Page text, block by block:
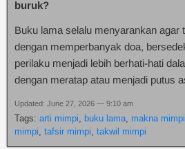
buruk?
Buku lama selalu menyarankan agar
dengan memperbanyak doa,
perilaku menjadi lebih berhati-hati
dengan meratap atau menjadi putus
Updated: June 27, 2026 — 9:10 am
Tags: arti mimpi, buku lama, makna mimpi
mimpi, tafsir mimpi, takwil mimpi